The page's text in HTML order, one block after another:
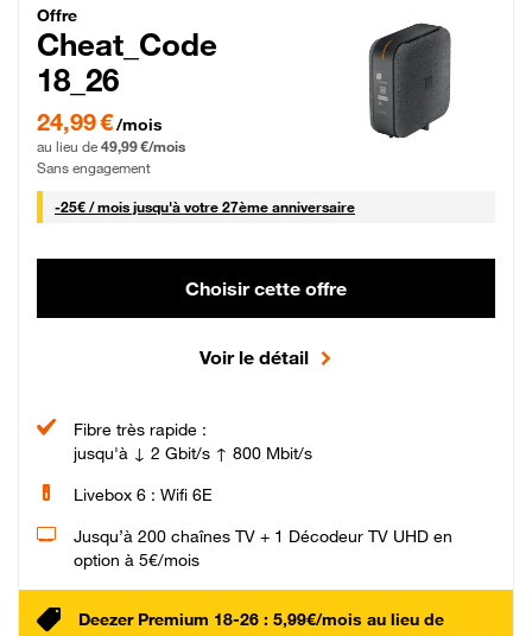
Cheat_Code Fibre_18_26
Offre
Cheat_Code
18_26
24,99 € par mois pendant 0 mois puis 49,99 € par mois, Sans engagement
24,99 €/mois
au lieu de 49,99 €/mois
Sans engagement
-25€ / mois25 € par mois
jusqu'à votre 27ème anniversaire
Choisir cette offre
Voir le détail
Fibre très rapide :
jusqu'à ↓ 2 Gbit/s ↑ 800 Mbit/s
Livebox 6 : Wifi 6E
Jusqu’à 200 chaînes TV + 1 Décodeur TV UHD en
option à 5€/mois
Deezer Premium 18-26 : 5,99€/mois au lieu de